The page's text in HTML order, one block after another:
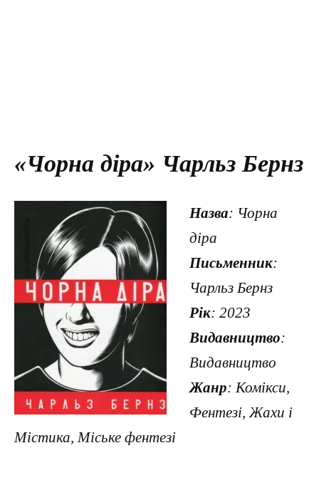
«Чорна діра» Чарльз Бернз
Назва: Чорна
діра
Письменник:
Чарльз Бернз
Рік: 2023
Видавництво:
Видавництво
Жанр: Комікси,
Фентезі, Жахи і
Містика, Міське фентезі